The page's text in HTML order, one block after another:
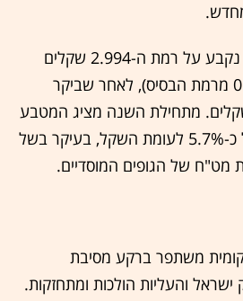
השער היציג של הדולר נקבע על רמת ה-2.994 שקלים
(ירידה קלה של כ-0.04% מרמת הבסיס), לאחר שביקר
יומי של 2.989 שקלים. מתחילת השנה מציג המטבע
האמריקאי היחלשות של כ-5.7% לעומת השקל, בעיקר בשל
מט"ח של הגופים המוסדיים.
משתפר ברקע מסיבת
והעליות הולכות ומתחזקות.